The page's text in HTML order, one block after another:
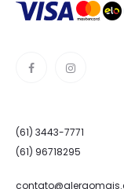
(61) 3443-7771
(61) 96718295